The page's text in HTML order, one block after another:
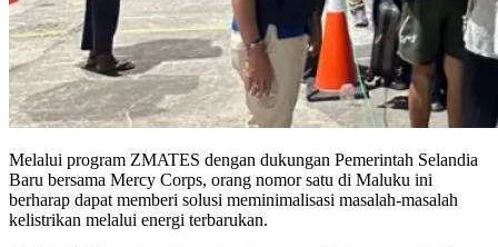
Melalui program ZMATES dengan dukungan Pemerintah Selandia
Baru bersama Mercy Corps, orang nomor satu di Maluku ini
berharap dapat memberi solusi meminimalisasi masalah-masalah
kelistrikan melalui energi terbarukan.